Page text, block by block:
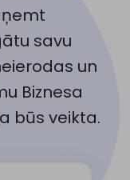
savu
un
Biznesa
būs veikta.